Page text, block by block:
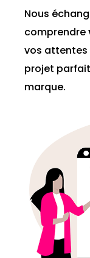
Nous
comprendre
vos attentes
projet
marque.